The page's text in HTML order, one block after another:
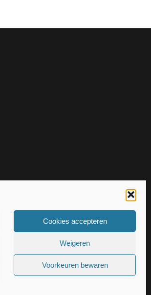
Cookies accepteren
Weigeren
Voorkeuren bewaren